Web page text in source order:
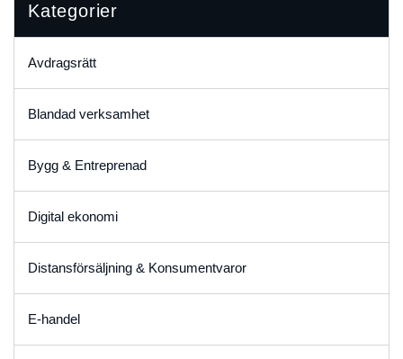
Kategorier
Avdragsrätt
Blandad verksamhet
Bygg & Entreprenad
Digital ekonomi
Distansförsäljning & Konsumentvaror
E-handel